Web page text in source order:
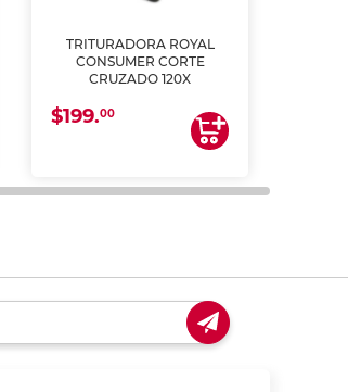
TRITURADORA ROYAL
CONSUMER CORTE
CRUZADO 120X
$199.00